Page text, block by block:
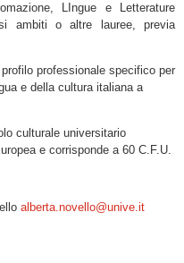
LIngue e Letterature
ambiti o altre lauree, previa
professionale specifico per
e della cultura italiana a
culturale universitario
e corrisponde a 60 C.F.U.
alberta.novello@unive.it